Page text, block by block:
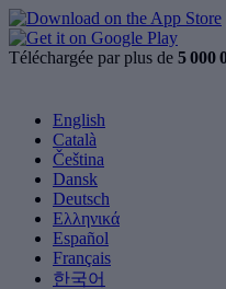
Téléchargée par plus de 5 000
English
Català
Čeština
Dansk
Deutsch
Ελληνικά
Español
Français
한국어